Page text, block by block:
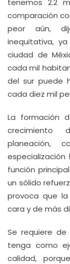
tenemos 2.2
comparación
peor aún,
inequitativa,
ciudad de
cada mil
del sur puede
cada diez mil
La formación
crecimiento
planeación,
función
un sólido
provoca que
cara y de más
Se requiere
tenga como
calidad,